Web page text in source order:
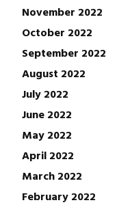
November 2022
October 2022
September 2022
August 2022
July 2022
June 2022
May 2022
April 2022
March 2022
February 2022